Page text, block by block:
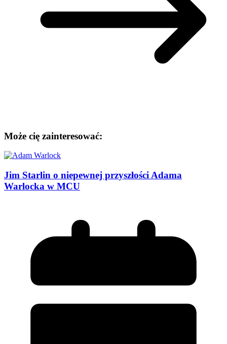
Może cię zainteresować:
Jim Starlin o niepewnej przyszłości Adama
Warlocka w MCU